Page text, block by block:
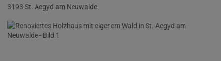
3193 St. Aegyd am Neuwalde